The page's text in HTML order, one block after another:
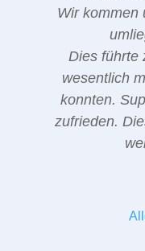
Wir kommen
Dies führte
wesentlich
konnten.
zufrieden.